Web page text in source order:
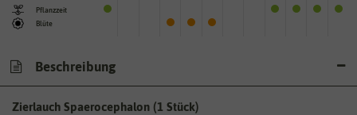
Pflanzzeit
Blüte
Beschreibung
Zierlauch Spaerocephalon (1 Stück)